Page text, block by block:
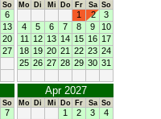
So
6
13
20
27
Mo Di Mi Do Fr Sa So
1 2
3
4
5 6 7 8 9
10
11 12 13 14 15 16 17
18 19 20 21 22 23 24
25 26 27 28 29 30 31
So
7
Apr 2027
Mo Di Mi Do Fr Sa So
1 2 3
4